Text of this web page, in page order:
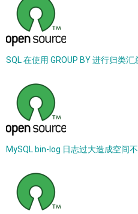
SQL 在使用 GROUP BY 进行归类
MySQL bin-log 日志过大造成空间